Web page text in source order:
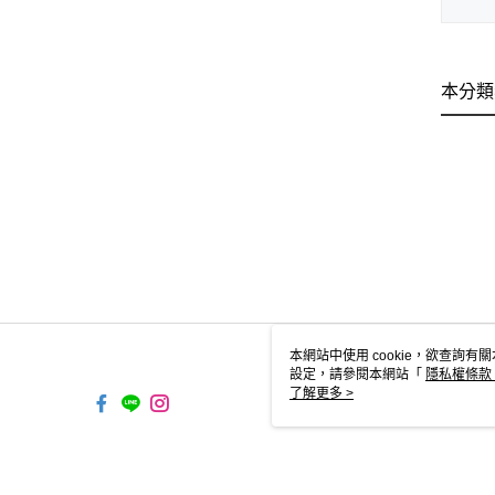
本分
本網站中使用 cookie，欲查詢有
設定，請參閱本網站「 隱私權條款
使用 cookie。
了解更多 >